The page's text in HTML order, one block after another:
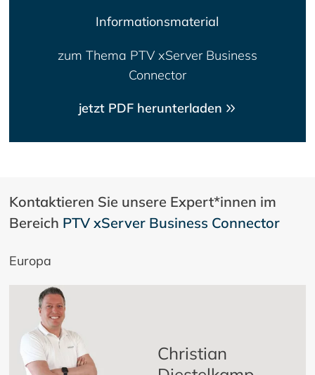
Informationsmaterial
zum Thema PTV xServer Business
Connector
jetzt PDF herunterladen
Kontaktieren Sie unsere Expert*innen im
Bereich PTV xServer Business Connector
Europa
Christian